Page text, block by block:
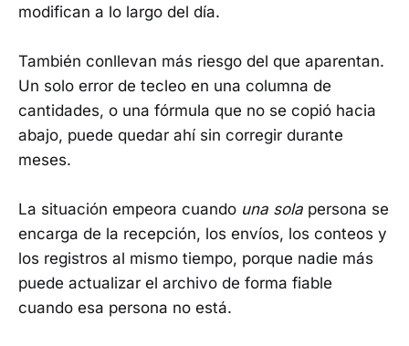
modifican a lo largo del día.
También conllevan más riesgo del que aparentan.
Un solo error de tecleo en una columna de
cantidades, o una fórmula que no se copió hacia
abajo, puede quedar ahí sin corregir durante
meses.
La situación empeora cuando una sola persona se
encarga de la recepción, los envíos, los conteos y
los registros al mismo tiempo, porque nadie más
puede actualizar el archivo de forma fiable
cuando esa persona no está.